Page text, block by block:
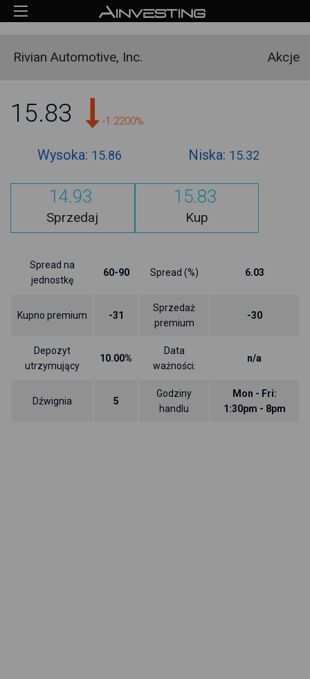
Rivian Automotive, Inc. Akcje
15.83 -1.2200%
Wysoka: 15.86 Niska: 15.32
14.93
Sprzedaj
15.83
Kup
Spread na
jednostkę
60-90 Spread (%) 6.03
Kupno premium -31
Sprzedaż
premium
-30
Depozyt
utrzymujący
10.00%
Data
ważności:
n/a
Dźwignia 5
Godziny
handlu
Mon - Fri:
1:30pm - 8pm